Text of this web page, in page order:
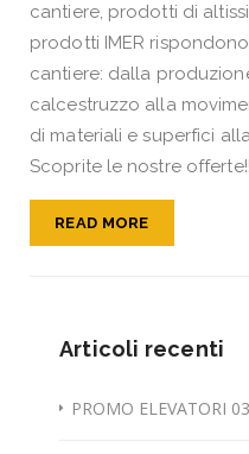
cantiere, prodotti di
prodotti IMER
cantiere: dalla
calcestruzzo alla
di materiali e superfici
Scoprite le nostre offerte!!
READ MORE
Articoli recenti
PROMO ELEVATORI